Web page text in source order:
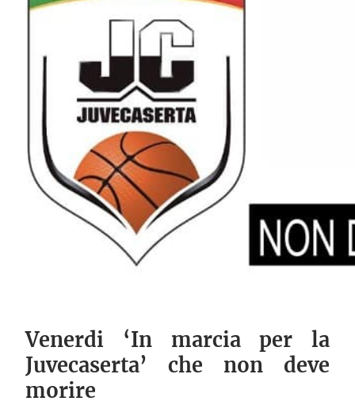
Venerdi ‘In marcia per la
Juvecaserta’ che non deve
morire